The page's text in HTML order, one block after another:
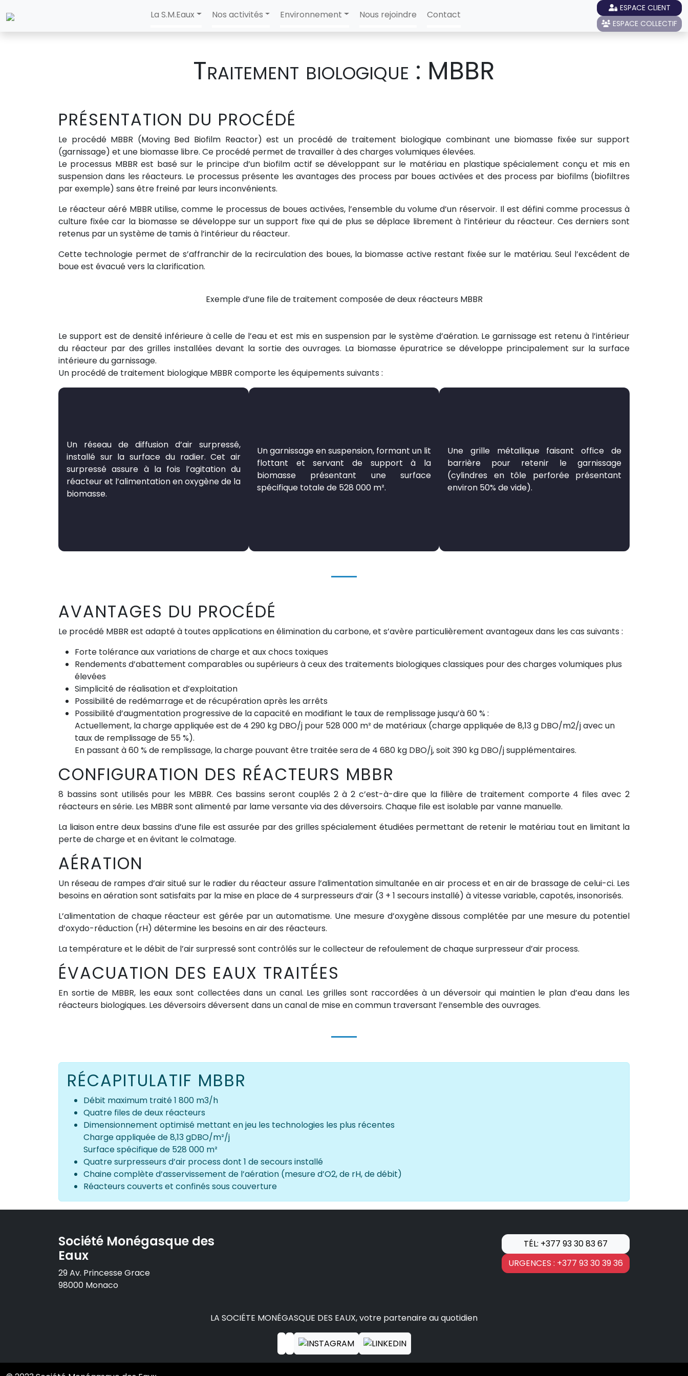
La S.M.Eaux Nos activités Environnement Nous rejoindre Contact
ESPACE CLIENT
ESPACE COLLECTIF
Traitement biologique : MBBR
PRÉSENTATION DU PROCÉDÉ
Le procédé MBBR (Moving Bed Biofilm Reactor) est un procédé de traitement biologique combinant une biomasse fixée sur support
(garnissage) et une biomasse libre. Ce procédé permet de travailler à des charges volumiques élevées.
Le processus MBBR est basé sur le principe d’un biofilm actif se développant sur le matériau en plastique spécialement conçu et mis en
suspension dans les réacteurs. Le processus présente les avantages des process par boues activées et des process par biofilms (biofiltres
par exemple) sans être freiné par leurs inconvénients.
Le réacteur aéré MBBR utilise, comme le processus de boues activées, l’ensemble du volume d’un réservoir. Il est défini comme processus à
culture fixée car la biomasse se développe sur un support fixe qui de plus se déplace librement à l’intérieur du réacteur. Ces derniers sont
retenus par un système de tamis à l’intérieur du réacteur.
Cette technologie permet de s’affranchir de la recirculation des boues, la biomasse active restant fixée sur le matériau. Seul l’excédent de
boue est évacué vers la clarification.
Exemple d’une file de traitement composée de deux réacteurs MBBR
Le support est de densité inférieure à celle de l’eau et est mis en suspension par le système d’aération. Le garnissage est retenu à l’intérieur
du réacteur par des grilles installées devant la sortie des ouvrages. La biomasse épuratrice se développe principalement sur la surface
intérieure du garnissage.
Un procédé de traitement biologique MBBR comporte les équipements suivants :
Un réseau de diffusion d’air surpressé,
installé sur la surface du radier. Cet air
surpressé assure à la fois l’agitation du
réacteur et l’alimentation en oxygène de la
biomasse.
Un garnissage en suspension, formant un lit
flottant et servant de support à la
biomasse présentant une surface
spécifique totale de 528 000 m².
Une grille métallique faisant office de
barrière pour retenir le garnissage
(cylindres en tôle perforée présentant
environ 50% de vide).
AVANTAGES DU PROCÉDÉ
Le procédé MBBR est adapté à toutes applications en élimination du carbone, et s’avère particulièrement avantageux dans les cas suivants :
Forte tolérance aux variations de charge et aux chocs toxiques
Rendements d’abattement comparables ou supérieurs à ceux des traitements biologiques classiques pour des charges volumiques plus
élevées
Simplicité de réalisation et d’exploitation
Possibilité de redémarrage et de récupération après les arrêts
Possibilité d’augmentation progressive de la capacité en modifiant le taux de remplissage jusqu’à 60 % :
Actuellement, la charge appliquée est de 4 290 kg DBO/j pour 528 000 m² de matériaux (charge appliquée de 8,13 g DBO/m2/j avec un
taux de remplissage de 55 %).
En passant à 60 % de remplissage, la charge pouvant être traitée sera de 4 680 kg DBO/j, soit 390 kg DBO/j supplémentaires.
CONFIGURATION DES RÉACTEURS MBBR
8 bassins sont utilisés pour les MBBR. Ces bassins seront couplés 2 à 2 c’est-à-dire que la filière de traitement comporte 4 files avec 2
réacteurs en série. Les MBBR sont alimenté par lame versante via des déversoirs. Chaque file est isolable par vanne manuelle.
La liaison entre deux bassins d’une file est assurée par des grilles spécialement étudiées permettant de retenir le matériau tout en limitant la
perte de charge et en évitant le colmatage.
AÉRATION
Un réseau de rampes d’air situé sur le radier du réacteur assure l’alimentation simultanée en air process et en air de brassage de celui-ci. Les
besoins en aération sont satisfaits par la mise en place de 4 surpresseurs d’air (3 + 1 secours installé) à vitesse variable, capotés, insonorisés.
L’alimentation de chaque réacteur est gérée par un automatisme. Une mesure d’oxygène dissous complétée par une mesure du potentiel
d’oxydo-réduction (rH) détermine les besoins en air des réacteurs.
La température et le débit de l’air surpressé sont contrôlés sur le collecteur de refoulement de chaque surpresseur d’air process.
ÉVACUATION DES EAUX TRAITÉES
En sortie de MBBR, les eaux sont collectées dans un canal. Les grilles sont raccordées à un déversoir qui maintien le plan d’eau dans les
réacteurs biologiques. Les déversoirs déversent dans un canal de mise en commun traversant l’ensemble des ouvrages.
RÉCAPITULATIF MBBR
Débit maximum traité 1 800 m3/h
Quatre files de deux réacteurs
Dimensionnement optimisé mettant en jeu les technologies les plus récentes
Charge appliquée de 8,13 gDBO/m²/j
Surface spécifique de 528 000 m²
Quatre surpresseurs d’air process dont 1 de secours installé
Chaine complète d’asservissement de l’aération (mesure d’O2, de rH, de débit)
Réacteurs couverts et confinés sous couverture
Société Monégasque des
Eaux
29 Av. Princesse Grace
98000 Monaco
TÉL: +377 93 30 83 67
URGENCES : +377 93 30 39 36
LA SOCIÉTE MONÉGASQUE DES EAUX, votre partenaire au quotidien